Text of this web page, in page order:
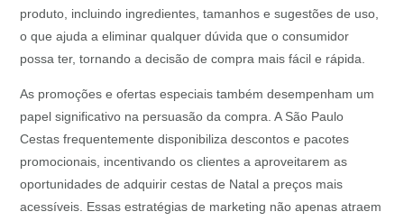
produto, incluindo ingredientes, tamanhos e sugestões de uso,
o que ajuda a eliminar qualquer dúvida que o consumidor
possa ter, tornando a decisão de compra mais fácil e rápida.
As promoções e ofertas especiais também desempenham um
papel significativo na persuasão da compra. A São Paulo
Cestas frequentemente disponibiliza descontos e pacotes
promocionais, incentivando os clientes a aproveitarem as
oportunidades de adquirir cestas de Natal a preços mais
acessíveis. Essas estratégias de marketing não apenas atraem